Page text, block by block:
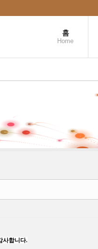
홈
Home
사합니다.
치북5
치북5